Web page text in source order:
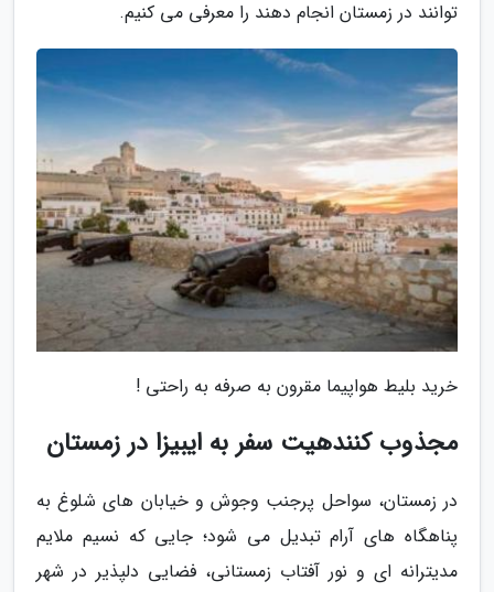
توانند در زمستان انجام دهند را معرفی می کنیم.
خرید بلیط هواپیما مقرون به صرفه به راحتی !
مجذوب کنندهیت سفر به ایبیزا در زمستان
در زمستان، سواحل پرجنب وجوش و خیابان های شلوغ به
پناهگاه های آرام تبدیل می شود؛ جایی که نسیم ملایم
مدیترانه ای و نور آفتاب زمستانی، فضایی دلپذیر در شهر